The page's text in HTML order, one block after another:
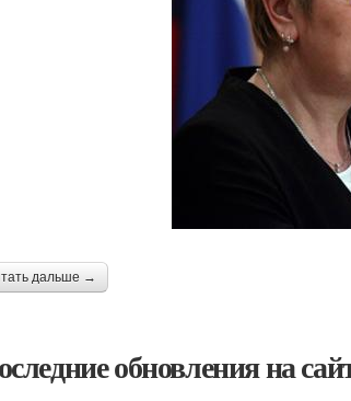
дальше →
обновления на